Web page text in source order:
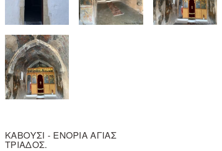
ΚΑΒΟΥΣΙ - ΕΝΟΡΙΑ ΑΓΙΑΣ
ΤΡΙΑΔΟΣ.